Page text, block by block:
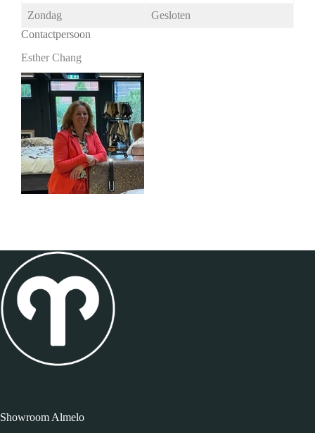
Zondag
Gesloten
Contactpersoon
Esther Chang
Showroom Almelo